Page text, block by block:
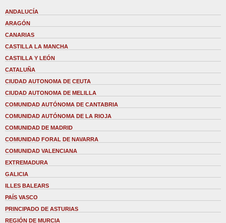
ANDALUCÍA
ARAGÓN
CANARIAS
CASTILLA LA MANCHA
CASTILLA Y LEÓN
CATALUÑA
CIUDAD AUTONOMA DE CEUTA
CIUDAD AUTONOMA DE MELILLA
COMUNIDAD AUTÓNOMA DE CANTABRIA
COMUNIDAD AUTÓNOMA DE LA RIOJA
COMUNIDAD DE MADRID
COMUNIDAD FORAL DE NAVARRA
COMUNIDAD VALENCIANA
EXTREMADURA
GALICIA
ILLES BALEARS
PAÍS VASCO
PRINCIPADO DE ASTURIAS
REGIÓN DE MURCIA